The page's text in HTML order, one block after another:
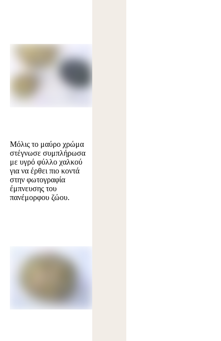
Μόλις το μαύρο χρώμα
στέγνωσε συμπλήρωσα
με υγρό φύλλο χαλκού
για να έρθει πιο κοντά
στην φωτογραφία
έμπνευσης του
πανέμορφου ζώου.